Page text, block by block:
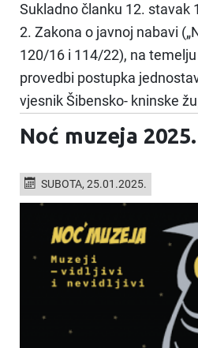
Sukladno članku 12. stavak
2. Zakona o javnoj nabavi
120/16 i 114/22), na
provedbi postupka
vjesnik Šibensko- kninske
Noć muzeja 2025.
SUBOTA, 25.01.2025.